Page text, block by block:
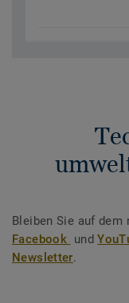
Bleiben Sie auf dem
Facebook und
Newsletter.